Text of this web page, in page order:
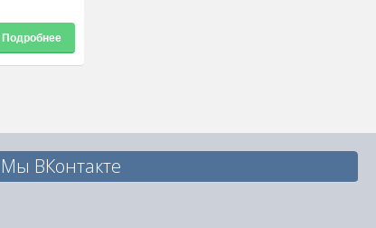
Подробнее
Мы ВКонтакте